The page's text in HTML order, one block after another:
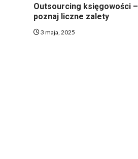
Outsourcing księgowości –
poznaj liczne zalety
3 maja, 2025